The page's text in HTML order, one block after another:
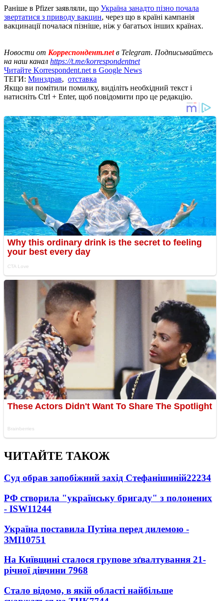
Раніше в Pfizer заявляли, що Україна занадто пізно почала
звертатися з приводу вакцин, через що в країні кампанія
вакцинації почалася пізніше, ніж у багатьох інших країнах.
Новости от Корреспондент.netв Telegram. Подписывайтесь
на наш канал https://t.me/korrespondentnet
Читайте Korrespondent.net в Google News
ТЕГИ: Минздрав, отставка
Якщо ви помітили помилку, виділіть необхідний текст і
натисніть Ctrl + Enter, щоб повідомити про це редакцію.
ЧИТАЙТЕ ТАКОЖ
Суд обрав запобіжний захід Стефанішиній22234
РФ створила "українську бригаду" з полонених
- ISW11244
Україна поставила Путіна перед дилемою -
ЗМІ10751
На Київщині сталося групове зґвалтування 21-
річної дівчини 7968
Стало відомо, в якій області найбільше